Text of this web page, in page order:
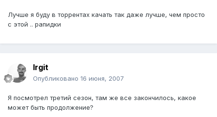
Лучше я буду в торрентах качать так даже лучше, чем просто
с этой .. рапидки
Irgit
Опубликовано 16 июня, 2007
Я посмотрел третий сезон, там же все закончилось, какое
может быть продолжение?